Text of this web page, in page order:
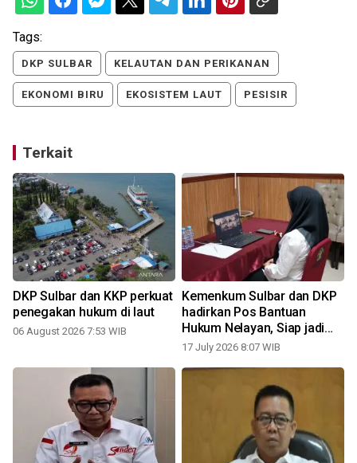
Tags:
DKP SULBAR KELAUTAN DAN PERIKANAN
EKONOMI BIRU EKOSISTEM LAUT PESISIR
Terkait
DKP Sulbar dan KKP perkuat
penegakan hukum di laut
06 August 2026 7:53 WIB
Kemenkum Sulbar dan DKP
hadirkan Pos Bantuan
Hukum Nelayan, Siap jadi
percontohan nasional
17 July 2026 8:07 WIB